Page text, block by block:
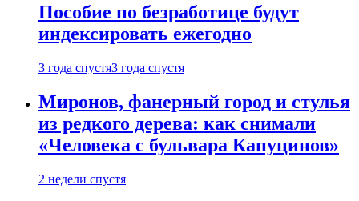
Пособие по безработице будут
индексировать ежегодно
3 года спустя3 года спустя
Миронов, фанерный город и стулья
из редкого дерева: как снимали
«Человека с бульвара Капуцинов»
2 недели спустя